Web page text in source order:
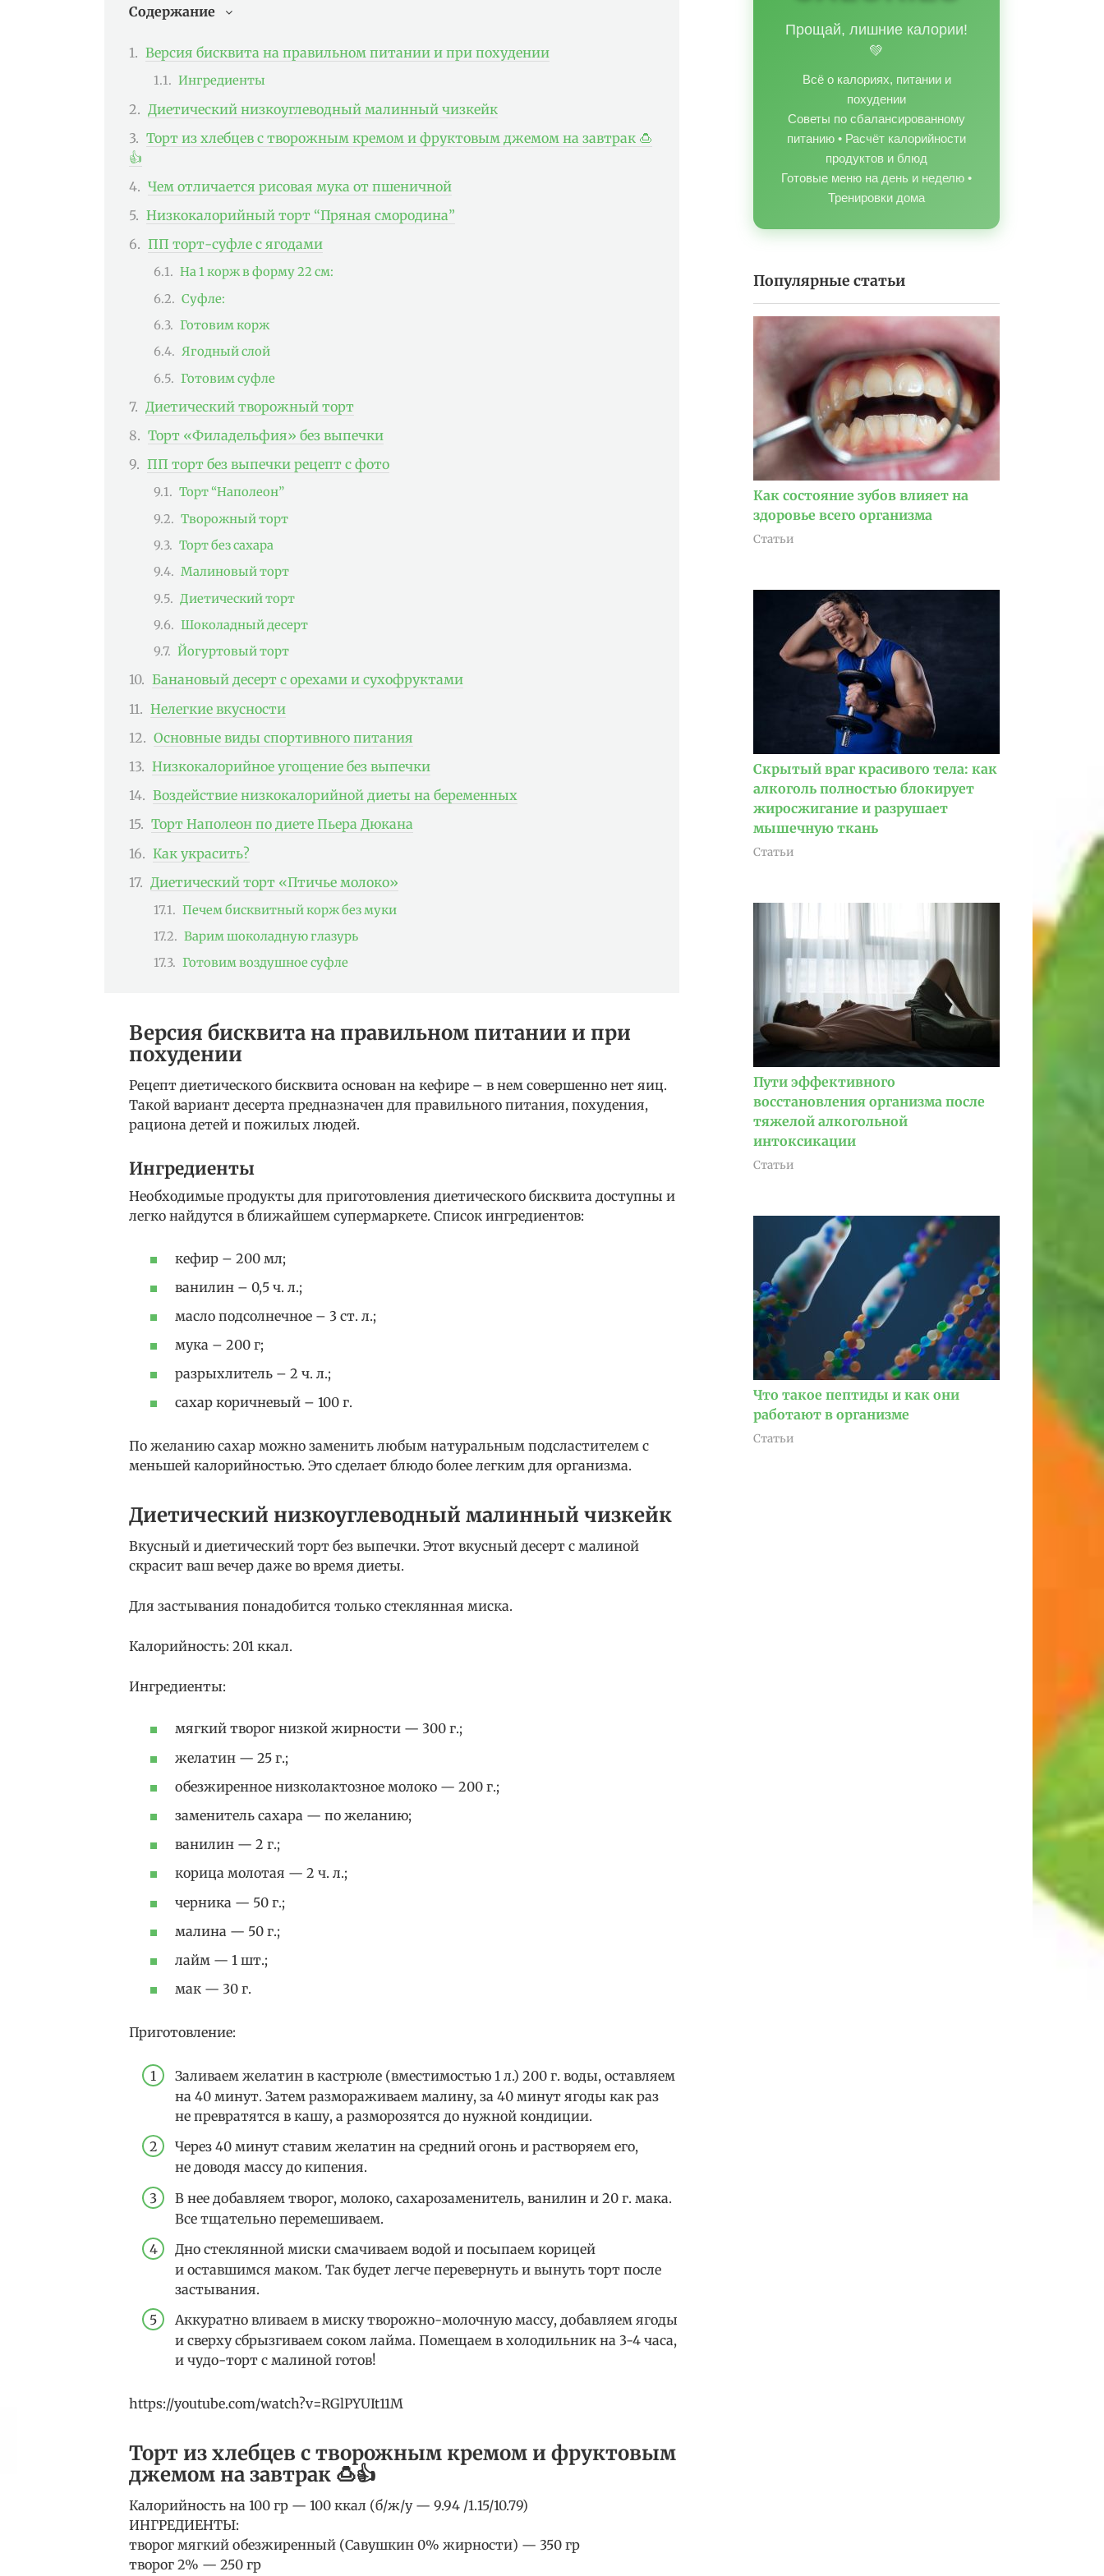
Содержание
Версия бисквита на правильном питании и при похудении
Ингредиенты
Диетический низкоуглеводный малинный чизкейк
Торт из хлебцев с творожным кремом и фруктовым джемом на завтрак 🍮
👍
Чем отличается рисовая мука от пшеничной
Низкокалорийный торт “Пряная смородина”
ПП торт-суфле с ягодами
На 1 корж в форму 22 см:
Суфле:
Готовим корж
Ягодный слой
Готовим суфле
Диетический творожный торт
Торт «Филадельфия» без выпечки
ПП торт без выпечки рецепт с фото
Торт “Наполеон”
Творожный торт
Торт без сахара
Малиновый торт
Диетический торт
Шоколадный десерт
Йогуртовый торт
Банановый десерт с орехами и сухофруктами
Нелегкие вкусности
Основные виды спортивного питания
Низкокалорийное угощение без выпечки
Воздействие низкокалорийной диеты на беременных
Торт Наполеон по диете Пьера Дюкана
Как украсить?
Диетический торт «Птичье молоко»
Печем бисквитный корж без муки
Варим шоколадную глазурь
Готовим воздушное суфле
Версия бисквита на правильном питании и при
похудении
Рецепт диетического бисквита основан на кефире – в нем совершенно нет яиц.
Такой вариант десерта предназначен для правильного питания, похудения,
рациона детей и пожилых людей.
Ингредиенты
Необходимые продукты для приготовления диетического бисквита доступны и
легко найдутся в ближайшем супермаркете. Список ингредиентов:
кефир – 200 мл;
ванилин – 0,5 ч. л.;
масло подсолнечное – 3 ст. л.;
мука – 200 г;
разрыхлитель – 2 ч. л.;
сахар коричневый – 100 г.
По желанию сахар можно заменить любым натуральным подсластителем с
меньшей калорийностью. Это сделает блюдо более легким для организма.
Диетический низкоуглеводный малинный чизкейк
Вкусный и диетический торт без выпечки. Этот вкусный десерт с малиной
скрасит ваш вечер даже во время диеты.
Для застывания понадобится только стеклянная миска.
Калорийность: 201 ккал.
Ингредиенты:
мягкий творог низкой жирности — 300 г.;
желатин — 25 г.;
обезжиренное низколактозное молоко — 200 г.;
заменитель сахара — по желанию;
ванилин — 2 г.;
корица молотая — 2 ч. л.;
черника — 50 г.;
малина — 50 г.;
лайм — 1 шт.;
мак — 30 г.
Приготовление:
Заливаем желатин в кастрюле (вместимостью 1 л.) 200 г. воды, оставляем
на 40 минут. Затем размораживаем малину, за 40 минут ягоды как раз
не превратятся в кашу, а разморозятся до нужной кондиции.
Через 40 минут ставим желатин на средний огонь и растворяем его,
не доводя массу до кипения.
В нее добавляем творог, молоко, сахарозаменитель, ванилин и 20 г. мака.
Все тщательно перемешиваем.
Дно стеклянной миски смачиваем водой и посыпаем корицей
и оставшимся маком. Так будет легче перевернуть и вынуть торт после
застывания.
Аккуратно вливаем в миску творожно-молочную массу, добавляем ягоды
и сверху сбрызгиваем соком лайма. Помещаем в холодильник на 3-4 часа,
и чудо-торт с малиной готов!
https://youtube.com/watch?v=RGlPYUIt11M
Торт из хлебцев с творожным кремом и фруктовым
джемом на завтрак 🍮👍
Калорийность на 100 гр — 100 ккал (б/ж/у — 9.94 /1.15/10.79)
ИНГРЕДИЕНТЫ:
творог мягкий обезжиренный (Савушкин 0% жирности) — 350 гр
творог 2% — 250 гр
Прощай, лишние калории!
💚
Всё о калориях, питании и
похудении
Советы по сбалансированному
питанию • Расчёт калорийности
продуктов и блюд
Готовые меню на день и неделю •
Тренировки дома
Популярные статьи
Как состояние зубов влияет на
здоровье всего организма
Статьи
Скрытый враг красивого тела: как
алкоголь полностью блокирует
жиросжигание и разрушает
мышечную ткань
Статьи
Пути эффективного
восстановления организма после
тяжелой алкогольной
интоксикации
Статьи
Что такое пептиды и как они
работают в организме
Статьи